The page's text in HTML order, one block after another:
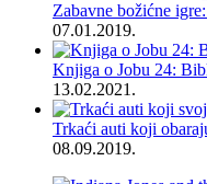
Zabavne božićne
07.01.2019.
Knjiga o Jobu 24:
13.02.2021.
Trkaći auti koji
08.09.2019.